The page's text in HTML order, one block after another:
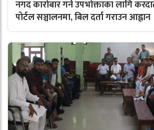
नगद कारोबार गर्ने उपभोक्ताका लागि
पोर्टल सञ्चालनमा, बिल दर्ता गराउन आह्वान